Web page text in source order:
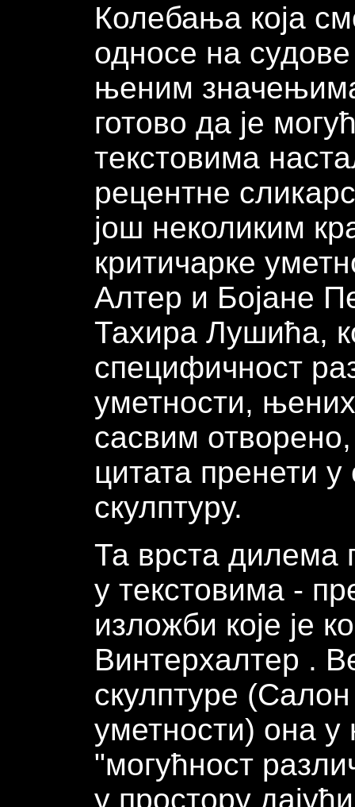
Колебања која
односе на судове
њеним
готово да је
текстовима
рецентне
још неколиким
критичарке
Алтер и Бојане
Тахира Лушића,
специфичност
уметности,
сасвим
цитата пренети
скулптуру.
Та врста дилема
у текстовима -
изложби које је
Винтерхалтер .
скулптуре
уметности) она
"могућност
у простору